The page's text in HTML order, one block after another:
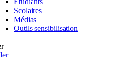
Etudiants
Scolaires
Médias
Outils sensibilisation